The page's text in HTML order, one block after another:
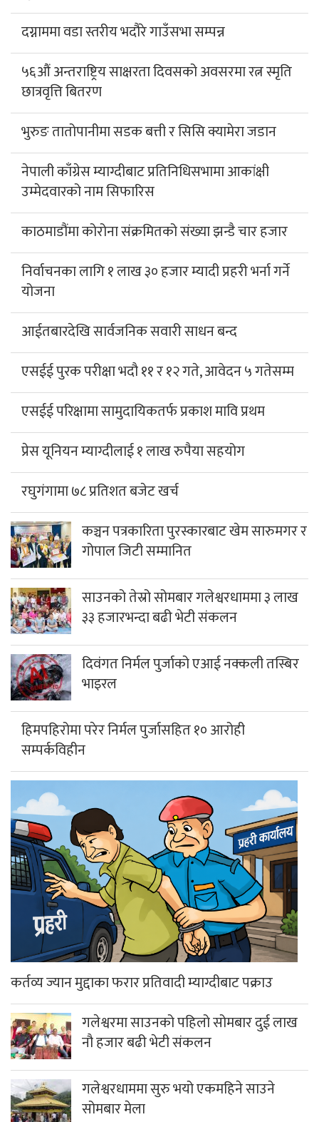
दग्नाममा वडा स्तरीय भदौरे गाउँसभा सम्पन्न
५६औं अन्तराष्ट्रिय साक्षरता दिवसको अवसरमा रत्न स्मृति
छात्रवृत्ति बितरण
भुरुङ तातोपानीमा सडक बत्ती र सिसि क्यामेरा जडान
नेपाली काँग्रेस म्याग्दीबाट प्रतिनिधिसभामा आकांक्षी
उम्मेदवारको नाम सिफारिस
काठमाडौंमा कोरोना संक्रमितको संख्या झन्डै चार हजार
निर्वाचनका लागि १ लाख ३० हजार म्यादी प्रहरी भर्ना गर्ने
योजना
आईतबारदेखि सार्वजनिक सवारी साधन बन्द
एसईई पुरक परीक्षा भदौ ११ र १२ गते, आवेदन ५ गतेसम्म
एसईई परिक्षामा सामुदायिकतर्फ प्रकाश मावि प्रथम
प्रेस यूनियन म्याग्दीलाई १ लाख रुपैया सहयोग
रघुगंगामा ७८ प्रतिशत बजेट खर्च
कञ्चन पत्रकारिता पुरस्कारबाट खेम सारुमगर र
गोपाल जिटी सम्मानित
साउनको तेस्रो सोमबार गलेश्वरधाममा ३ लाख
३३ हजारभन्दा बढी भेटी संकलन
दिवंगत निर्मल पुर्जाको एआई नक्कली तस्बिर
भाइरल
हिमपहिरोमा परेर निर्मल पुर्जासहित १० आरोही
सम्पर्कविहीन
कर्तव्य ज्यान मुद्दाका फरार प्रतिवादी म्याग्दीबाट पक्राउ
गलेश्वरमा साउनको पहिलो सोमबार दुई लाख
नौ हजार बढी भेटी संकलन
गलेश्वरधाममा सुरु भयो एकमहिने साउने
सोमबार मेला